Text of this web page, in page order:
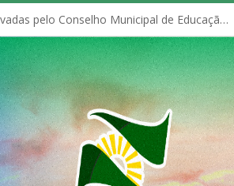
Políticas Municipais aprovadas pelo Conselho Municipal de Educação (CME)